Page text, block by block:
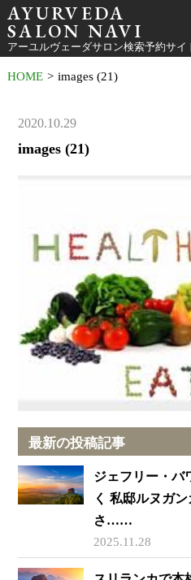
AYURVEDA
SALON NAVI
アーユルヴェーダサロン検索予約サイ
HOME > images (21)
2020.10.29
images (21)
最新の投稿記事
ジェフリー・バ
く 私邸ルヌガ
さ……
2025.11.28